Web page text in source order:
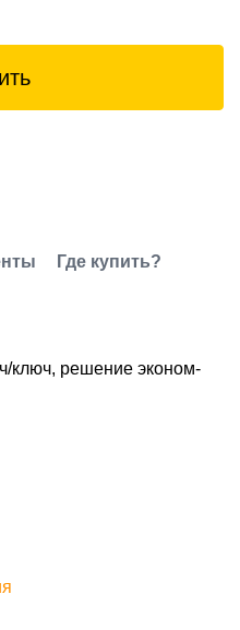
Где купить?
ключ, решение эконом-